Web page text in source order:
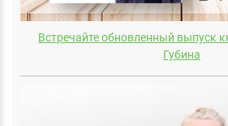
Встречайте обновленный выпуск
Губина